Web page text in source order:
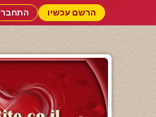
הרשם עכשיו התחבר